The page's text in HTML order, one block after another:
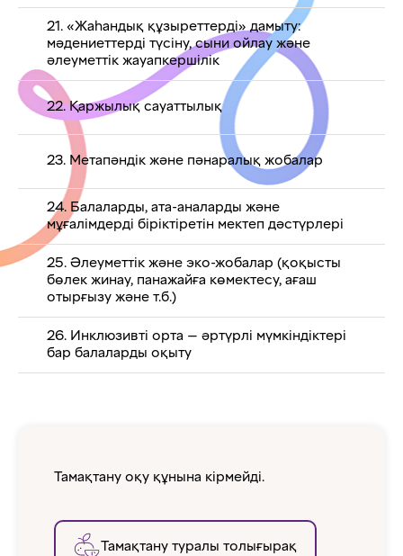
21. «Жаһандық құзыреттерді» дамыту:
мәдениеттерді түсіну, сыни ойлау және
әлеуметтік жауапкершілік
22. Қаржылық сауаттылық
23. Метапәндік және пәнаралық жобалар
24. Балаларды, ата-аналарды және
мұғалімдерді біріктіретін мектеп дәстүрлері
25. Әлеуметтік және эко-жобалар (қоқысты
бөлек жинау, панажайға көмектесу, ағаш
отырғызу және т.б.)
26. Инклюзивті орта — әртүрлі мүмкіндіктері
бар балаларды оқыту
Тамақтану оқу құнына кірмейді.
Тамақтану туралы толығырақ